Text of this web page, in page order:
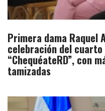
Primera dama Raquel
celebración del
“ChequéateRD”, con
tamizadas